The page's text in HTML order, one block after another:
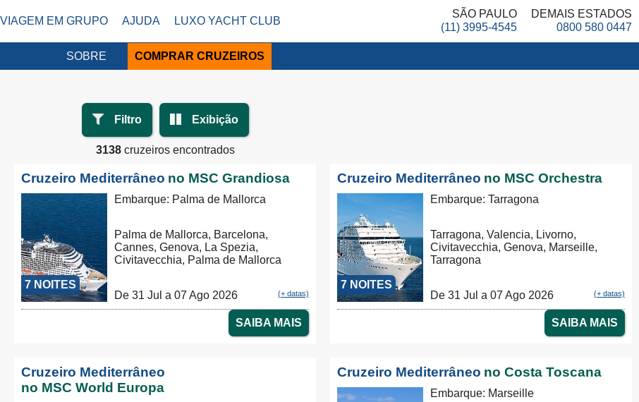
DEMAIS ESTADOS
0800 580 0447
SÃO PAULO
(11) 3995-4545
VIAGEM EM GRUPO AJUDA LUXO YACHT CLUB
SOBRE COMPRAR CRUZEIROS
Filtro Exibição
3138cruzeiros encontrados
Cruzeiro Mediterrâneo no MSC Grandiosa
7 NOITES
Embarque: Palma de Mallorca
Palma de Mallorca, Barcelona,
Cannes, Genova, La Spezia,
Civitavecchia, Palma de Mallorca
De 31 Jul a 07 Ago 2026 (+ datas)
SAIBA MAIS
Cruzeiro Mediterrâneo no MSC Orchestra
7 NOITES
Embarque: Tarragona
Tarragona, Valencia, Livorno,
Civitavecchia, Genova, Marseille,
Tarragona
De 31 Jul a 07 Ago 2026 (+ datas)
SAIBA MAIS
Cruzeiro Mediterrâneo
no MSC World Europa
Cruzeiro Mediterrâneo no Costa Toscana
Embarque: Marseille